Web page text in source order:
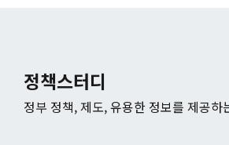
정책스터디
정부 정책, 제도, 유용한 정보를 제공하